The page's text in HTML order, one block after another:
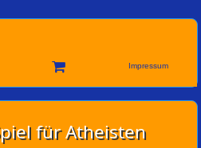
Impressum
für Atheisten